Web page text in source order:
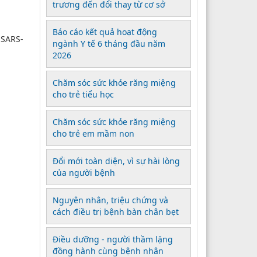
trương đến đổi thay từ cơ sở
Báo cáo kết quả hoạt động
ngành Y tế 6 tháng đầu năm
2026
Chăm sóc sức khỏe răng miệng
cho trẻ tiểu học
Chăm sóc sức khỏe răng miệng
cho trẻ em mầm non
Đổi mới toàn diện, vì sự hài lòng
của người bệnh
Nguyên nhân, triệu chứng và
cách điều trị bệnh bàn chân bẹt
Điều dưỡng - người thầm lặng
đồng hành cùng bệnh nhân